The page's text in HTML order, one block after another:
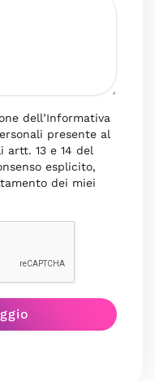
dell’Informativa
presente al
artt. 13 e 14 del
esplicito,
dei miei